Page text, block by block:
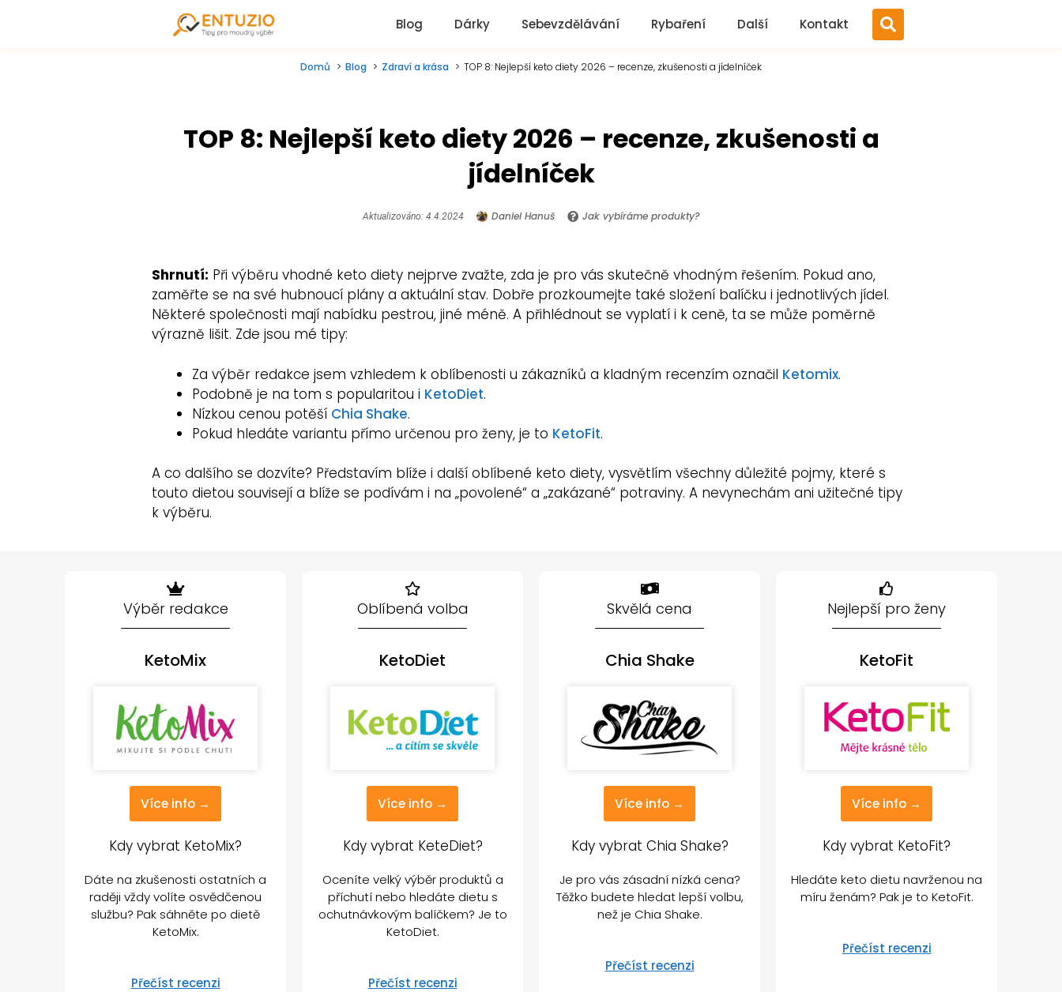
Blog Dárky Sebevzdělávání Rybaření Další Kontakt
Domů Blog Zdraví a krása TOP 8: Nejlepší keto diety 2026 – recenze, zkušenosti a jídelníček
TOP 8: Nejlepší keto diety 2026 – recenze, zkušenosti a
jídelníček
Aktualizováno: 4.4.2024 Daniel Hanuš Jak vybíráme produkty?
Shrnutí: Při výběru vhodné keto diety nejprve zvažte, zda je pro vás skutečně vhodným řešením. Pokud ano,
zaměřte se na své hubnoucí plány a aktuální stav. Dobře prozkoumejte také složení balíčku i jednotlivých jídel.
Některé společnosti mají nabídku pestrou, jiné méně. A přihlédnout se vyplatí i k ceně, ta se může poměrně
výrazně lišit. Zde jsou mé tipy:
Za výběr redakce jsem vzhledem k oblíbenosti u zákazníků a kladným recenzím označil Ketomix.
Podobně je na tom s popularitou i KetoDiet.
Nízkou cenou potěší Chia Shake.
Pokud hledáte variantu přímo určenou pro ženy, je to KetoFit.
A co dalšího se dozvíte? Představím blíže i další oblíbené keto diety, vysvětlím všechny důležité pojmy, které s
touto dietou souvisejí a blíže se podívám i na „povolené“ a „zakázané“ potraviny. A nevynechám ani užitečné tipy
k výběru.
Výběr redakce
KetoMix
Více info →
Kdy vybrat KetoMix?
Dáte na zkušenosti ostatních a
raději vždy volíte osvědčenou
službu? Pak sáhněte po dietě
KetoMix.
Přečíst recenzi
Oblíbená volba
KetoDiet
Více info →
Kdy vybrat KeteDiet?
Oceníte velký výběr produktů a
příchutí nebo hledáte dietu s
ochutnávkovým balíčkem? Je to
KetoDiet.
Přečíst recenzi
Skvělá cena
Chia Shake
Více info →
Kdy vybrat Chia Shake?
Je pro vás zásadní nízká cena?
Těžko budete hledat lepší volbu,
než je Chia Shake.
Přečíst recenzi
Nejlepší pro ženy
KetoFit
Více info →
Kdy vybrat KetoFit?
Hledáte keto dietu navrženou na
míru ženám? Pak je to KetoFit.
Přečíst recenzi